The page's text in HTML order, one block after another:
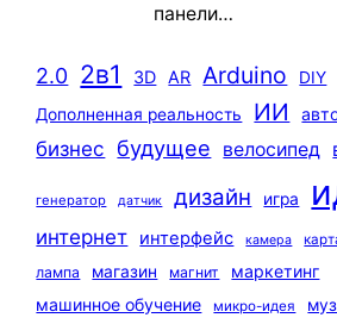
панели…
2.0 2в1 3D AR Arduino DIY
Дополненная реальность ИИ
бизнес будущее велосипед
генератор датчик дизайн игра
интернет интерфейс камера
лампа
магазин магнит
маркетинг
машинное обучение
микро-идея